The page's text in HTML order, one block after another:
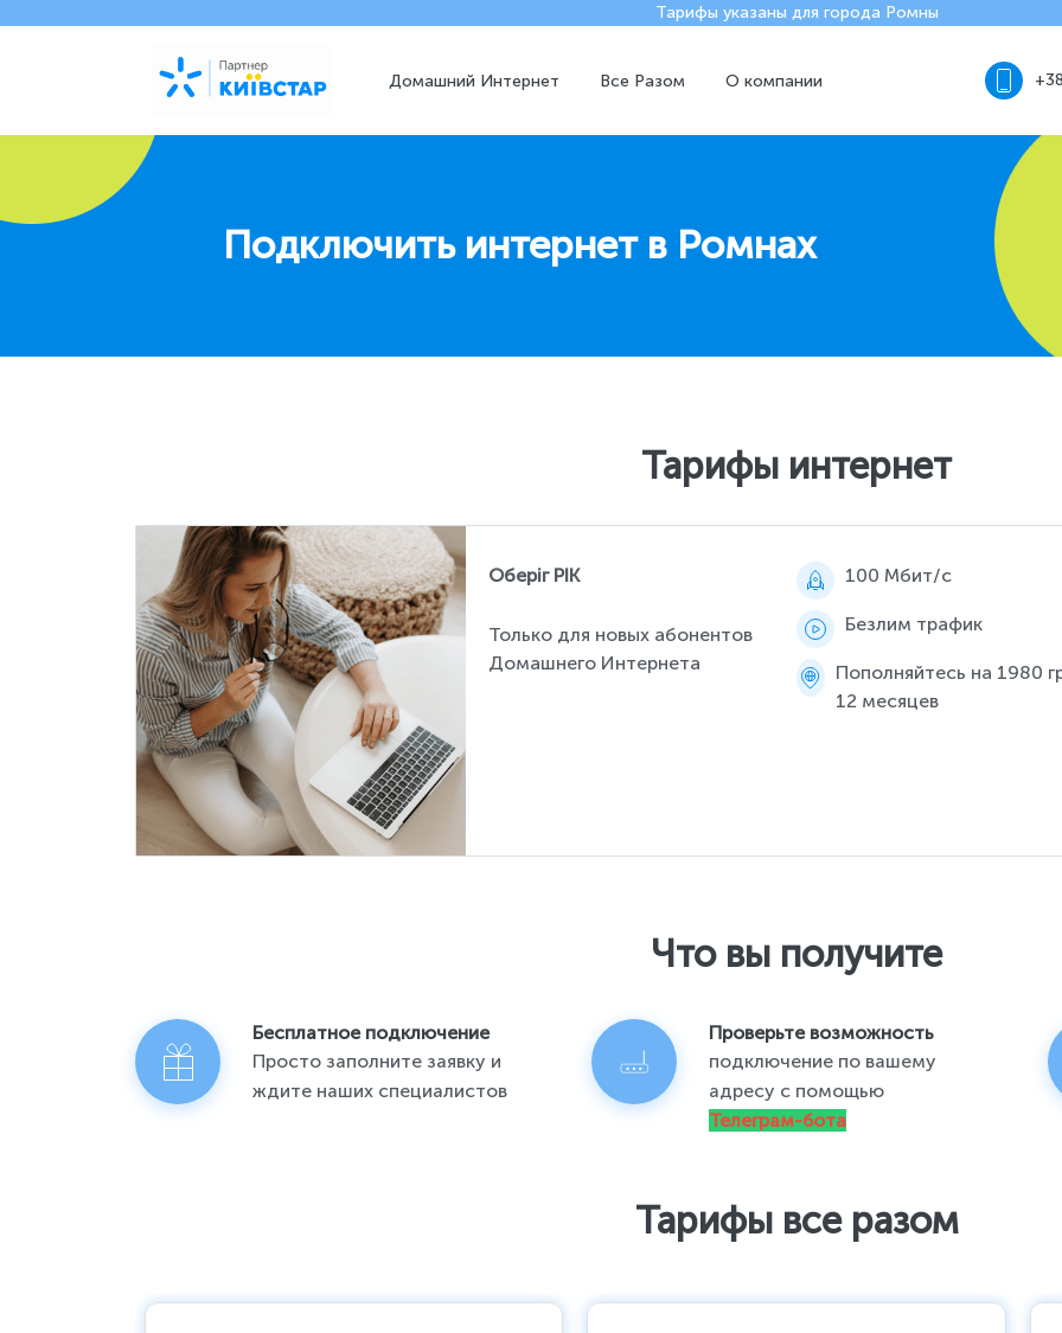
Тарифы указаны для города Ромны
Домашний Интернет Все Разом О компании
Подключить интернет в Ромнах
Тарифы интернет
Оберіг РІК
Только для новых абонентов
Домашнего Интернета
100 Мбит/c
Безлим трафик
Пополняйтесь на 1980
12 месяцев
Что вы получите
Бесплатное подключение
Просто заполните заявку и
ждите наших специалистов
Проверьте возможность
подключение по вашему
адресу с помощью
Телеграм-бота
Тарифы все разом